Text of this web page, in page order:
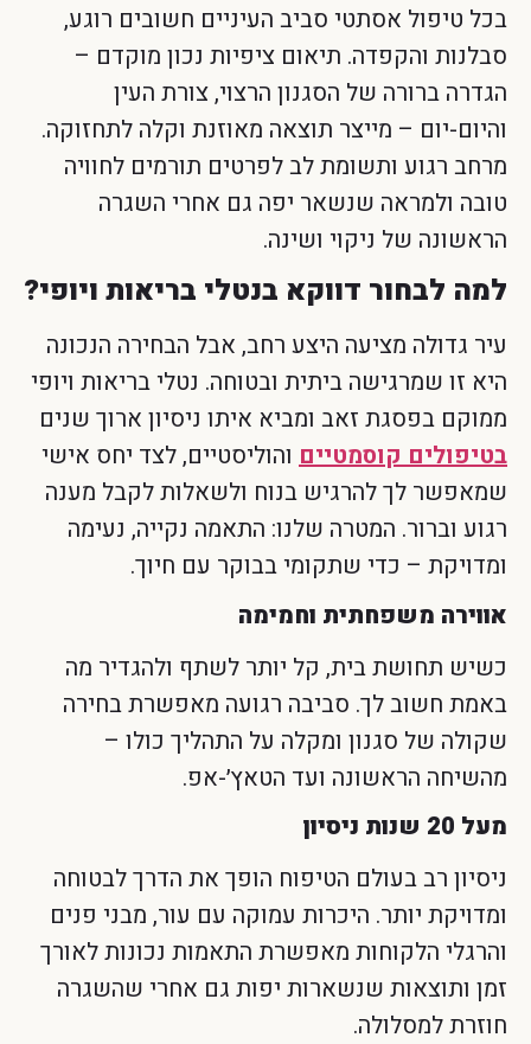
בכל טיפול אסתטי סביב העיניים חשובים רוגע,
סבלנות והקפדה. תיאום ציפיות נכון מוקדם –
הגדרה ברורה של הסגנון הרצוי, צורת העין
והיום-יום – מייצר תוצאה מאוזנת וקלה לתחזוקה.
מרחב רגוע ותשומת לב לפרטים תורמים לחוויה
טובה ולמראה שנשאר יפה גם אחרי השגרה
הראשונה של ניקוי ושינה.
למה לבחור דווקא בנטלי בריאות ויופי?
עיר גדולה מציעה היצע רחב, אבל הבחירה הנכונה
היא זו שמרגישה ביתית ובטוחה. נטלי בריאות ויופי
ממוקם בפסגת זאב ומביא איתו ניסיון ארוך שנים
בטיפולים קוסמטיים והוליסטיים, לצד יחס אישי
שמאפשר לך להרגיש בנוח ולשאלות לקבל מענה
רגוע וברור. המטרה שלנו: התאמה נקייה, נעימה
ומדויקת – כדי שתקומי בבוקר עם חיוך.
אווירה משפחתית וחמימה
כשיש תחושת בית, קל יותר לשתף ולהגדיר מה
באמת חשוב לך. סביבה רגועה מאפשרת בחירה
שקולה של סגנון ומקלה על התהליך כולו –
מהשיחה הראשונה ועד הטאץ׳-אפ.
מעל 20 שנות ניסיון
ניסיון רב בעולם הטיפוח הופך את הדרך לבטוחה
ומדויקת יותר. היכרות עמוקה עם עור, מבני פנים
והרגלי הלקוחות מאפשרת התאמות נכונות לאורך
זמן ותוצאות שנשארות יפות גם אחרי שהשגרה
חוזרת למסלולה.